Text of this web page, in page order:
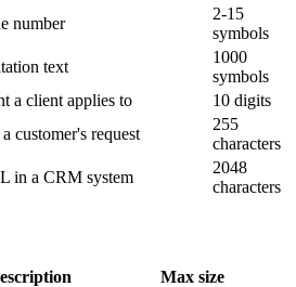
number
2-15
symbols
text
1000
symbols
a client applies to
10 digits
customer's request
255
characters
in a CRM system
2048
characters
Max size